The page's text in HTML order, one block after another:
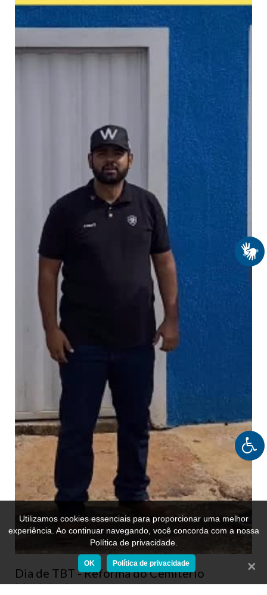
Utilizamos cookies essenciais para proporcionar uma melhor
experiência. Ao continuar navegando, você concorda com a nossa
Política de privacidade.
OK Política de privacidade Fechar
Dia de TBT - Reforma do Cemitério
Municipal